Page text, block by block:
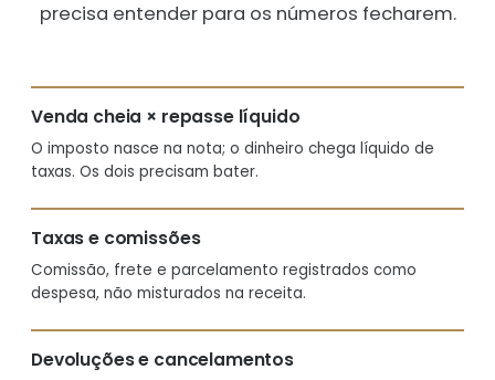
precisa entender para os números fecharem.
Venda cheia × repasse líquido
O imposto nasce na nota; o dinheiro chega líquido de
taxas. Os dois precisam bater.
Taxas e comissões
Comissão, frete e parcelamento registrados como
despesa, não misturados na receita.
Devoluções e cancelamentos